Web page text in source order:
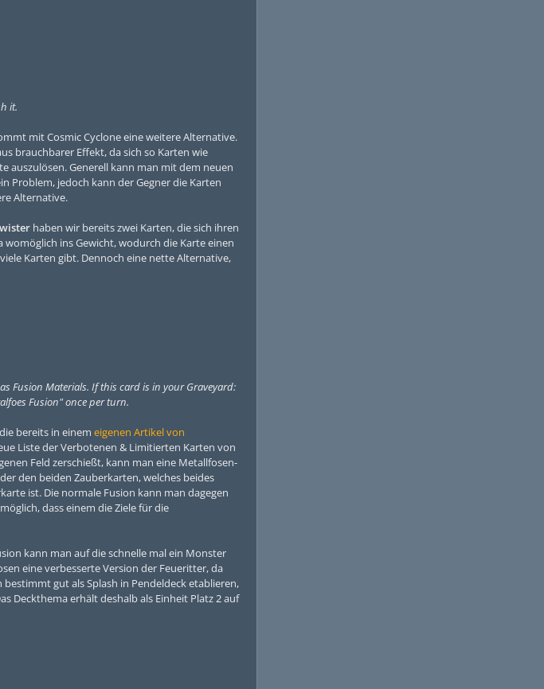
it.
mit Cosmic Cyclone eine weitere Alternative.
brauchbarer Effekt, da sich so Karten wie
auszulösen. Generell kann man mit dem neuen
Problem, jedoch kann der Gegner die Karten
Alternative.
haben wir bereits zwei Karten, die sich ihren
ins Gewicht, wodurch die Karte einen
Karten gibt. Dennoch eine nette Alternative,
Fusion Materials. If this card is in your Graveyard:
Fusion" once per turn.
bereits in einem eigenen Artikel von
Liste der Verbotenen & Limitierten Karten von
Feld zerschießt, kann man eine Metallfosen-
den beiden Zauberkarten, welches beides
ist. Die normale Fusion kann man dagegen
dass einem die Ziele für die
kann man auf die schnelle mal ein Monster
eine verbesserte Version der Feueritter, da
gut als Splash in Pendeldeck etablieren,
Deckthema erhält deshalb als Einheit Platz 2 auf